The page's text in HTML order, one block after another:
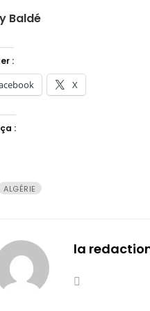
Baldé
:
X
:
ALGÉRIE
la